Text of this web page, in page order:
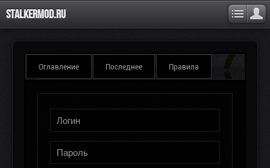
Stalkermod.ru
Оглавление Последнее Правила